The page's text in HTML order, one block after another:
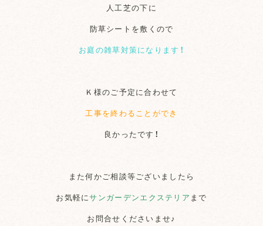
人工芝の下に
防草シートを敷くので
お庭の雑草対策になります！
Ｋ様のご予定に合わせて
工事を終わることができ
良かったです！
また何かご相談等ございましたら
お気軽にサンガーデンエクステリア まで
お問合せくださいませ♪